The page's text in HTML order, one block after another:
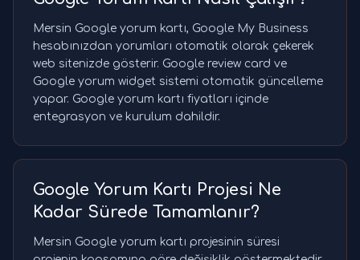
Mersin Google yorum kartı, Google My Business
hesabınızdan yorumları otomatik olarak çekerek
web sitenizde gösterir. Google review card ve
Google yorum widget sistemi otomatik güncelleme
yapar. Google yorum kartı fiyatları içinde
entegrasyon ve kurulum dahildir.
Google Yorum Kartı Projesi Ne
Kadar Sürede Tamamlanır?
Mersin Google yorum kartı projesinin süresi